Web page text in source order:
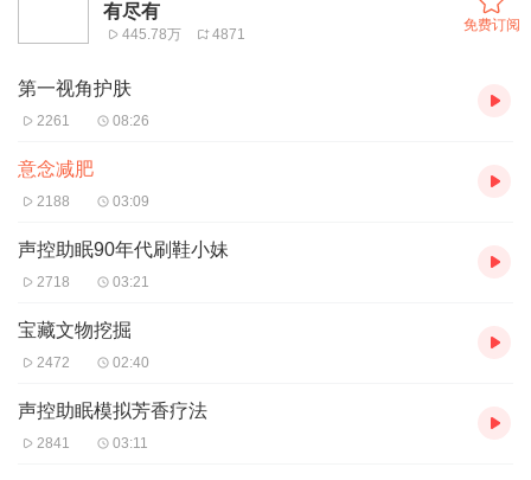
有尽有
445.78万 4871
免费订阅
第一视角护肤
2261 08:26
意念减肥
2188 03:09
声控助眠90年代刷鞋小妹
2718 03:21
宝藏文物挖掘
2472 02:40
声控助眠模拟芳香疗法
2841 03:11